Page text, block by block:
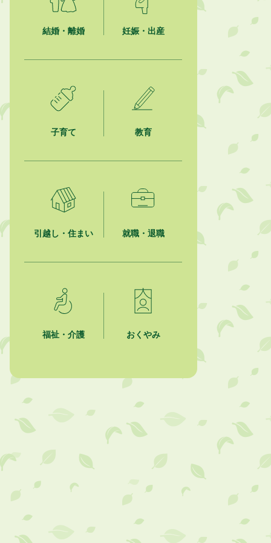
熱中症対策「クーリングシェルタ
ー」の設置について
2026年8月6日
「お茶を知る・体験する講座」を開
催します
2026年8月5日
2026年8月5日
掛川市広告入り窓口封筒無償提供者
2026年8月4日
2026年8月4日
市民の勇気ある応急手当に感謝状を
贈呈しました
2026年8月4日
2026年8月3日
2026年8月3日
企業版ふるさと納税（地方創生応援
結婚・離婚 妊娠・出産
子育て 教育
引越し・住まい 就職・退職
福祉・介護 おくやみ